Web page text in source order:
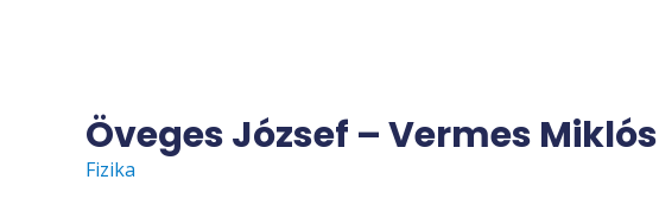
Öveges József – Vermes
Fizika